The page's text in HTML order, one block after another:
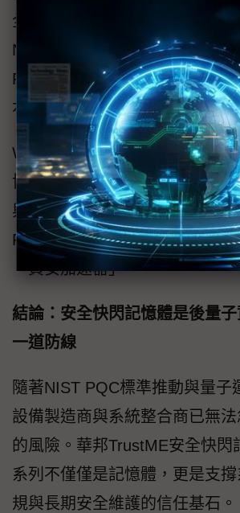
全）、ISO/SAE 21434（汽車網
NIST PFR合規文件及測試報告
Flash針腳兼容，無需額外硬體
本整合。
W77Q同時支援ISO 26262與
協助製造商滿足現代嵌入式與
與資安合規需求。對於需要導
PQC或平台韌體韌性的團隊而
「資安加速器」。
結論：安全快閃記憶體是後量
一道防線
隨著NIST PQC標準推動與量子
設備製造商與系統整合商已無
的風險。華邦TrustME安全快
系列不僅僅是記憶體，更是支
規與長期安全維護的信任基石。